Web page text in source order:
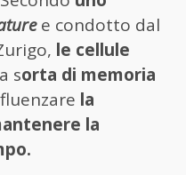
e condotto dal
le cellule
sorta di memoria
la
la